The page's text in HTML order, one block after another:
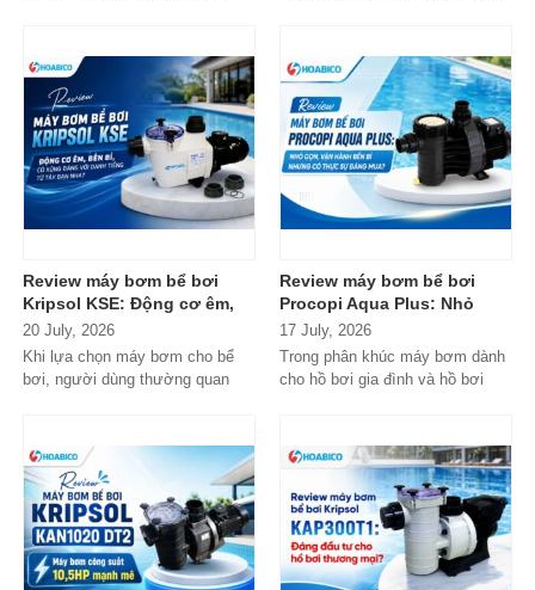
Review máy bơm bể bơi
Kripsol KSE: Động cơ êm,
bền bỉ, có xứng đáng với
danh tiếng từ Tây Ban Nha?
20 July, 2026
Khi lựa chọn máy bơm cho bể
bơi, người dùng thường quan
Review máy bơm bể bơi
Procopi Aqua Plus: Nhỏ
gọn, vận hành bền bỉ
nhưng có thực sự đáng
mua?
17 July, 2026
Trong phân khúc máy bơm dành
cho hồ bơi gia đình và hồ bơi